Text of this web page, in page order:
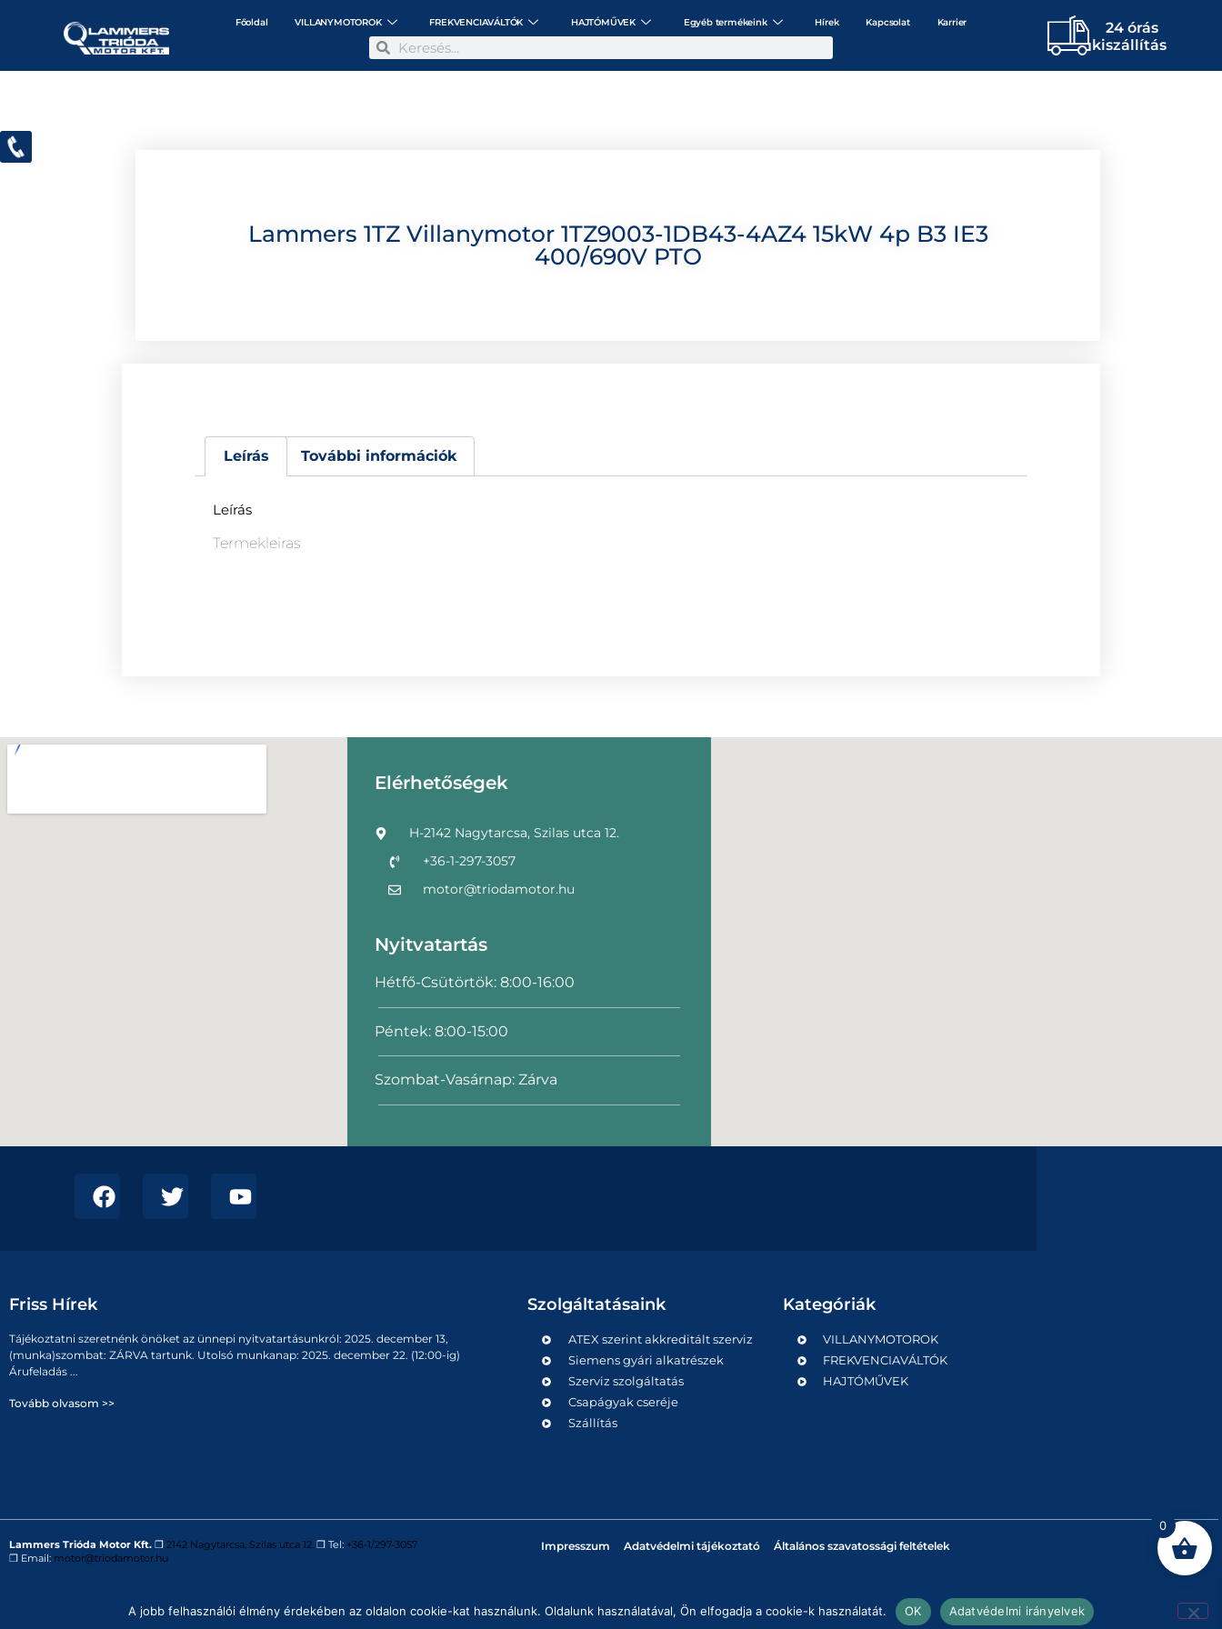
Főoldal VILLANYMOTOROK FREKVENCIAVÁLTÓK HAJTÓMŰVEK Egyéb termékeink Hírek Kapcsolat Karrier
24 órás
kiszállítás
Lammers 1TZ Villanymotor 1TZ9003-1DB43-4AZ4 15kW 4p B3 IE3
400/690V PTO
Leírás További információk
Leírás
Termekleiras
Elérhetőségek
H-2142 Nagytarcsa, Szilas utca 12.
+36-1-297-3057
motor@triodamotor.hu
Nyitvatartás
Hétfő-Csütörtök: 8:00-16:00
Péntek: 8:00-15:00
Szombat-Vasárnap: Zárva
Friss Hírek
Tájékoztatni szeretnénk önöket az ünnepi nyitvatartásunkról: 2025. december 13,
(munka)szombat: ZÁRVA tartunk. Utolsó munkanap: 2025. december 22. (12:00-ig)
Árufeladás ...
Tovább olvasom >>
Szolgáltatásaink
ATEX szerint akkreditált szerviz
Siemens gyári alkatrészek
Szerviz szolgáltatás
Csapágyak cseréje
Szállítás
Kategóriák
VILLANYMOTOROK
FREKVENCIAVÁLTÓK
HAJTÓMŰVEK
Lammers Trióda Motor Kft. ❒ 2142 Nagytarcsa, Szilas utca 12. ❒ Tel: +36-1/297-3057
❒ Email: motor@triodamotor.hu
Impresszum Adatvédelmi tájékoztató Általános szavatossági feltételek
0
A jobb felhasználói élmény érdekében az oldalon cookie-kat használunk. Oldalunk használatával, Ön elfogadja a cookie-k használatát. OK Adatvédelmi irányelvek